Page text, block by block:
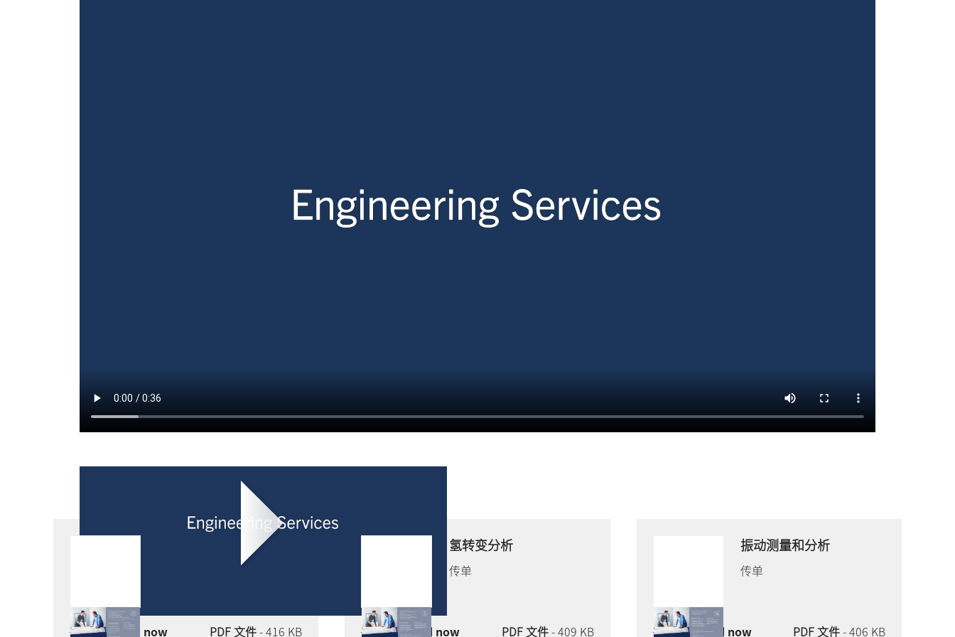
Download now PDF 文件- 416 KB
氢转变分析
传单
Download now PDF 文件- 409 KB
振动测量和分析
传单
Download now PDF 文件- 406 KB